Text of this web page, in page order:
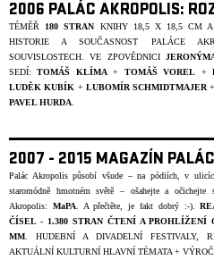
2006 PALÁC AKROPOLIS:
TÉMĚŘ 180 STRAN KNIHY 18,5 X 18,5 CM A
HISTORIE A SOUČASNOST PALÁCE
SOUVISLOSTECH. VE ZPOVĚDNICI
SEDÍ:TOMÁŠ KLÍMA+ TOMÁŠ VOREL +
LUDĚK KUBÍK + LUBOMÍR SCHMIDTMAJER +
PAVEL HURDA
2007 - 2015 MAGAZÍN
Palác Akropolis působí všude – na pódiích, v
staromódně hmotném světě – ošahejte a očichejte
Akropolis: MaPA. A přečtěte, je fakt dobrý :-).
ČÍSEL - 1.380 STRAN ČTENÍ A PROHLÍŽENÍ
MM . HUDEBNÍ A DIVADELNÍ FESTIVALY,
AKTUÁLNÍ KULTURNÍ HLAVNÍ TÉMATA +